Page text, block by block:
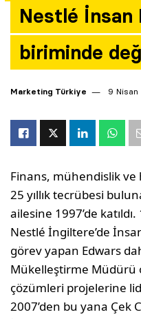
Nestlé İnsan
biriminde
Marketing Türkiye 9 Nisan
Finans, mühendislik ve
25 yıllık tecrübesi
ailesine 1997’de
Nestlé İngiltere’de
görev yapan Edwars
Mükelleştirme Müdürü
çözümleri projelerine
2007’den bu yana Çek
Yazarlar
Araştırma